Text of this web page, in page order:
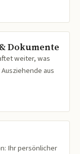
Dokumente
weiter, was
aus
Ihr persönlicher